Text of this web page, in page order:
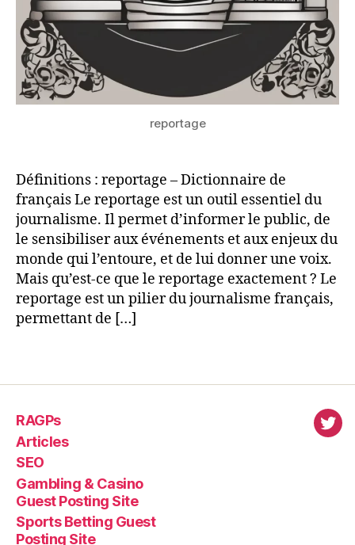
reportage
Définitions : reportage – Dictionnaire de
français Le reportage est un outil essentiel du
journalisme. Il permet d’informer le public, de
le sensibiliser aux événements et aux enjeux du
monde qui l’entoure, et de lui donner une voix.
Mais qu’est-ce que le reportage exactement ? Le
reportage est un pilier du journalisme français,
permettant de […]
RAGPs
Articles
SEO
Gambling & Casino
Guest Posting Site
Sports Betting Guest
Posting Site